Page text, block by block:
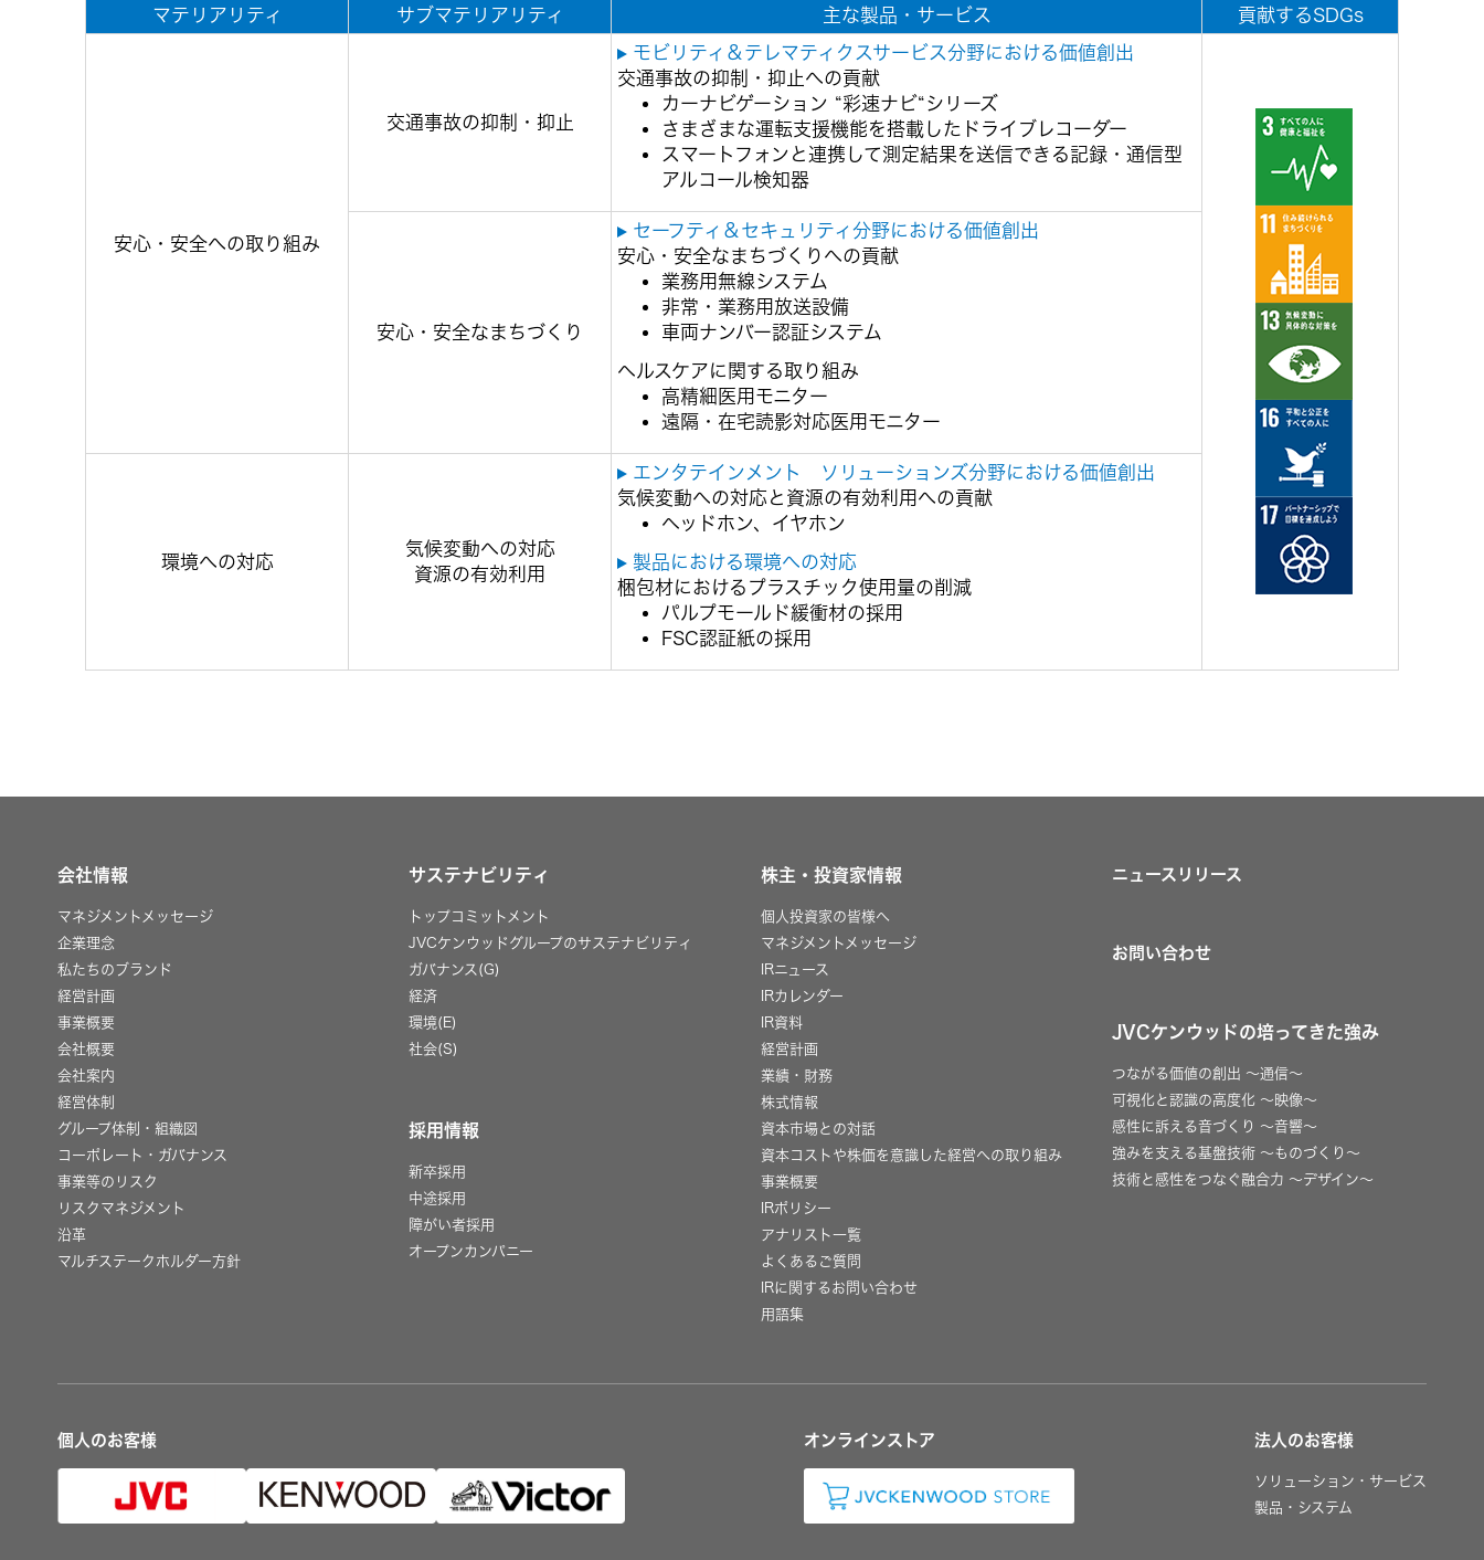
マテリアリティ
サブマテリアリティ 主な製品・サービス 貢献するSDGs
安心・安全への取り組み
交通事故の抑制・抑止
モビリティ＆テレマティクスサービス分野における価値創出
交通事故の抑制・抑止への貢献
カーナビゲーション “彩速ナビ“シリーズ
さまざまな運転支援機能を搭載したドライブレコーダー
スマートフォンと連携して測定結果を送信できる記録・通信型
アルコール検知器
安心・安全なまちづくり
セーフティ＆セキュリティ分野における価値創出
安心・安全なまちづくりへの貢献
業務用無線システム
非常・業務用放送設備
車両ナンバー認証システム
ヘルスケアに関する取り組み
高精細医用モニター
遠隔・在宅読影対応医用モニター
環境への対応
気候変動への対応
資源の有効利用
エンタテインメント ソリューションズ分野における価値創出
気候変動への対応と資源の有効利用への貢献
ヘッドホン、イヤホン
製品における環境への対応
梱包材におけるプラスチック使用量の削減
パルプモールド緩衝材の採用
FSC認証紙の採用
会社情報
マネジメントメッセージ
企業理念
私たちのブランド
経営計画
事業概要
会社概要
会社案内
経営体制
グループ体制・組織図
コーポレート・ガバナンス
事業等のリスク
リスクマネジメント
沿革
マルチステークホルダー方針
サステナビリティ
トップコミットメント
JVCケンウッドグループのサステナビリティ
ガバナンス(G)
経済
環境(E)
社会(S)
採用情報
新卒採用
中途採用
障がい者採用
オープンカンパニー
株主・投資家情報
個人投資家の皆様へ
マネジメントメッセージ
IRニュース
IRカレンダー
IR資料
経営計画
業績・財務
株式情報
資本市場との対話
資本コストや株価を意識した経営への取り組み
事業概要
IRポリシー
アナリスト一覧
よくあるご質問
IRに関するお問い合わせ
用語集
ニュースリリース
お問い合わせ
JVCケンウッドの培ってきた強み
つながる価値の創出 〜通信〜
可視化と認識の高度化 〜映像〜
感性に訴える音づくり 〜音響〜
強みを支える基盤技術 〜ものづくり〜
技術と感性をつなぐ融合力 〜デザイン〜
個人のお客様 オンラインストア 法人のお客様
ソリューション・サービス
製品・システム